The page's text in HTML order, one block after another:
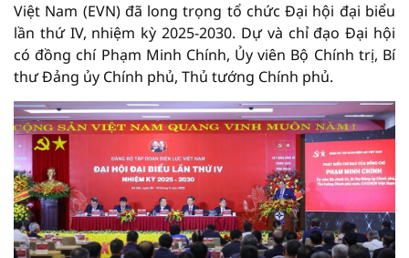
Việt Nam (EVN) đã long trọng tổ chức Đại hội đại biểu
lần thứ IV, nhiệm kỳ 2025-2030. Dự và chỉ đạo Đại hội
có đồng chí Phạm Minh Chính, Ủy viên Bộ Chính trị, Bí
thư Đảng ủy Chính phủ, Thủ tướng Chính phủ.